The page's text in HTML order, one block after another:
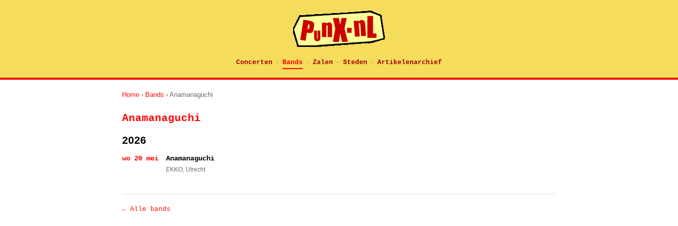
Concerten · Bands · Zalen · Steden · Artikelenarchief
Home › Bands › Anamanaguchi
Anamanaguchi
2026
wo 20 mei Anamanaguchi
EKKO, Utrecht
← Alle bands